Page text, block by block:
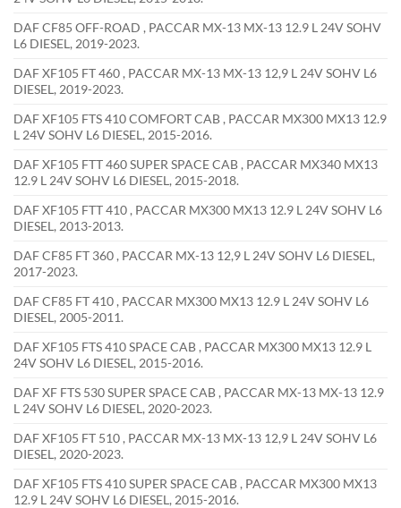
DAF CF85 OFF-ROAD , PACCAR MX-13 MX-13 12.9 L 24V SOHV
L6 DIESEL, 2019-2023.
DAF XF105 FT 460 , PACCAR MX-13 MX-13 12,9 L 24V SOHV L6
DIESEL, 2019-2023.
DAF XF105 FTS 410 COMFORT CAB , PACCAR MX300 MX13 12.9
L 24V SOHV L6 DIESEL, 2015-2016.
DAF XF105 FTT 460 SUPER SPACE CAB , PACCAR MX340 MX13
12.9 L 24V SOHV L6 DIESEL, 2015-2018.
DAF XF105 FTT 410 , PACCAR MX300 MX13 12.9 L 24V SOHV L6
DIESEL, 2013-2013.
DAF CF85 FT 360 , PACCAR MX-13 12,9 L 24V SOHV L6 DIESEL,
2017-2023.
DAF CF85 FT 410 , PACCAR MX300 MX13 12.9 L 24V SOHV L6
DIESEL, 2005-2011.
DAF XF105 FTS 410 SPACE CAB , PACCAR MX300 MX13 12.9 L
24V SOHV L6 DIESEL, 2015-2016.
DAF XF FTS 530 SUPER SPACE CAB , PACCAR MX-13 MX-13 12.9
L 24V SOHV L6 DIESEL, 2020-2023.
DAF XF105 FT 510 , PACCAR MX-13 MX-13 12,9 L 24V SOHV L6
DIESEL, 2020-2023.
DAF XF105 FTS 410 SUPER SPACE CAB , PACCAR MX300 MX13
12.9 L 24V SOHV L6 DIESEL, 2015-2016.